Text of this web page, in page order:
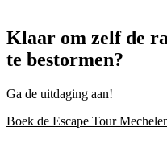
Klaar om zelf de
te bestormen?
Ga de uitdaging aan!
Boek de Escape Tour